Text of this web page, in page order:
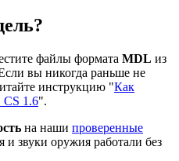
файлы формата MDL из
вы никогда раньше не
инструкцию "Как
CS 1.6".
на наши проверенные
и звуки оружия работали без